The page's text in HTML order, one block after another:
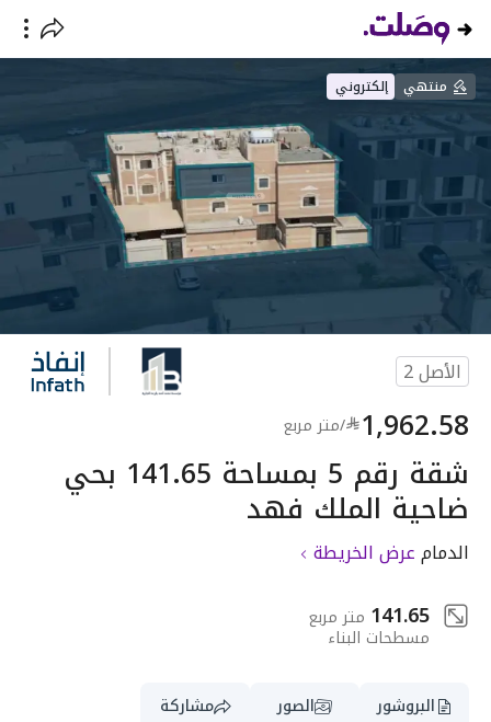
منتهي إلكتروني
الأصل2
1,962.58
/متر مربع
شقة رقم 5 بمساحة 141.65 بحي
ضاحية الملك فهد
الدمامعرض الخريطة
141.65 متر مربع
مسطحات البناء
البروشور الصور مشاركة